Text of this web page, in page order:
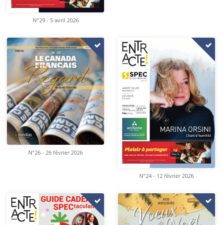
N°29 - 5 avril 2026
N°26 - 26 février 2026
N°24 - 12 février 2026